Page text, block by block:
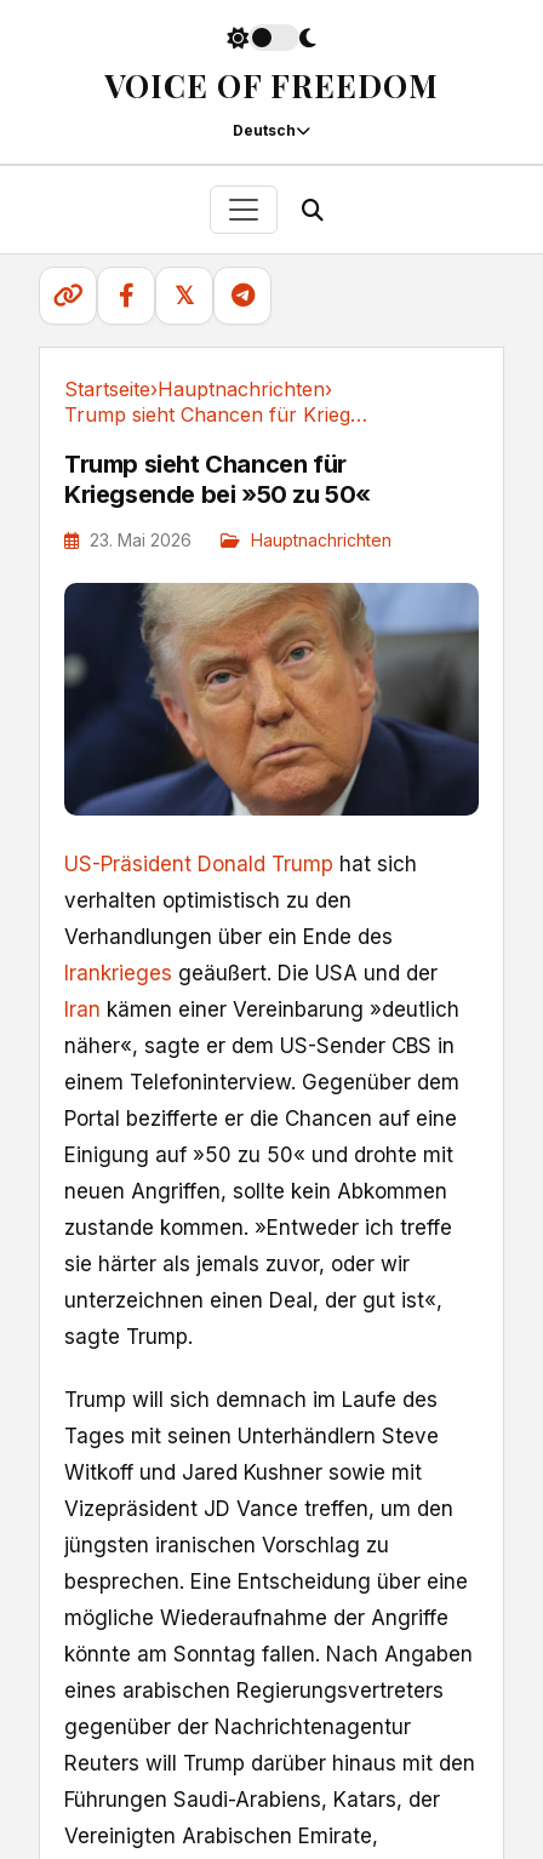
VOICE OF FREEDOM
Deutsch
𝕏
Startseite›Hauptnachrichten›
Trump sieht Chancen für Kriegsende bei »50 zu 50«
Trump sieht Chancen für
Kriegsende bei »50 zu 50«
23. Mai 2026 Hauptnachrichten
US-Präsident Donald Trump hat sich
verhalten optimistisch zu den
Verhandlungen über ein Ende des
Irankrieges geäußert. Die USA und der
Iran kämen einer Vereinbarung »deutlich
näher«, sagte er dem US-Sender CBS in
einem Telefoninterview. Gegenüber dem
Portal bezifferte er die Chancen auf eine
Einigung auf »50 zu 50« und drohte mit
neuen Angriffen, sollte kein Abkommen
zustande kommen. »Entweder ich treffe
sie härter als jemals zuvor, oder wir
unterzeichnen einen Deal, der gut ist«,
sagte Trump.
Trump will sich demnach im Laufe des
Tages mit seinen Unterhändlern Steve
Witkoff und Jared Kushner sowie mit
Vizepräsident JD Vance treffen, um den
jüngsten iranischen Vorschlag zu
besprechen. Eine Entscheidung über eine
mögliche Wiederaufnahme der Angriffe
könnte am Sonntag fallen. Nach Angaben
eines arabischen Regierungsvertreters
gegenüber der Nachrichtenagentur
Reuters will Trump darüber hinaus mit den
Führungen Saudi-Arabiens, Katars, der
Vereinigten Arabischen Emirate,